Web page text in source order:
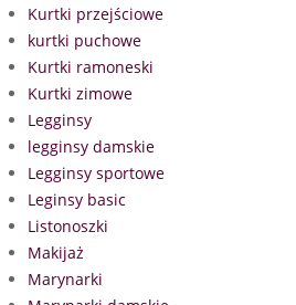
Kurtki przejściowe
kurtki puchowe
Kurtki ramoneski
Kurtki zimowe
Legginsy
legginsy damskie
Legginsy sportowe
Leginsy basic
Listonoszki
Makijaż
Marynarki